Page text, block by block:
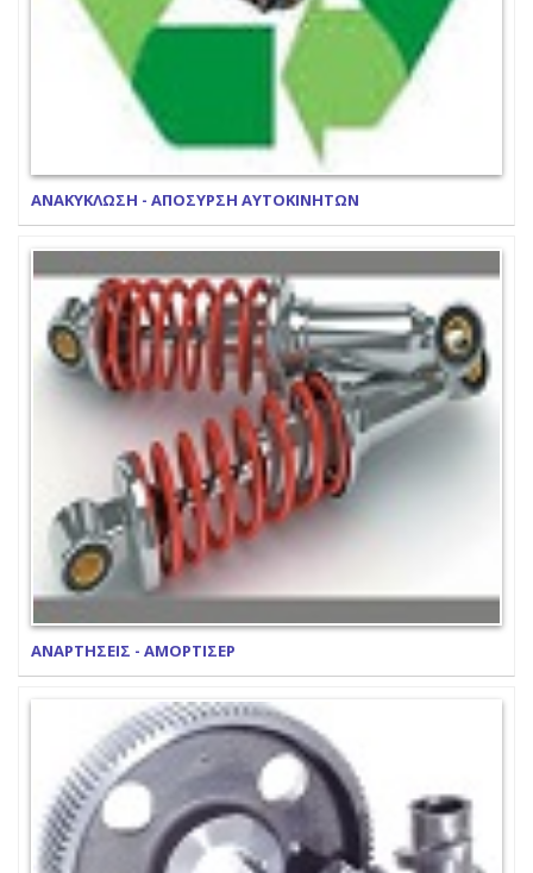
ΑΝΑΚΥΚΛΩΣΗ - ΑΠΟΣΥΡΣΗ ΑΥΤΟΚΙΝΗΤΩΝ
ΑΝΑΡΤΗΣΕΙΣ - ΑΜΟΡΤΙΣΕΡ